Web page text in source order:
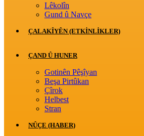
Lêkolîn
Gund û Navçe
ÇALAKÎYÊN (ETKINLIKLER)
ÇAND Û HUNER
Gotinên Pêşîyan
Beşa Pirtûkan
Çîrok
Helbest
Stran
NÛÇE (HABER)